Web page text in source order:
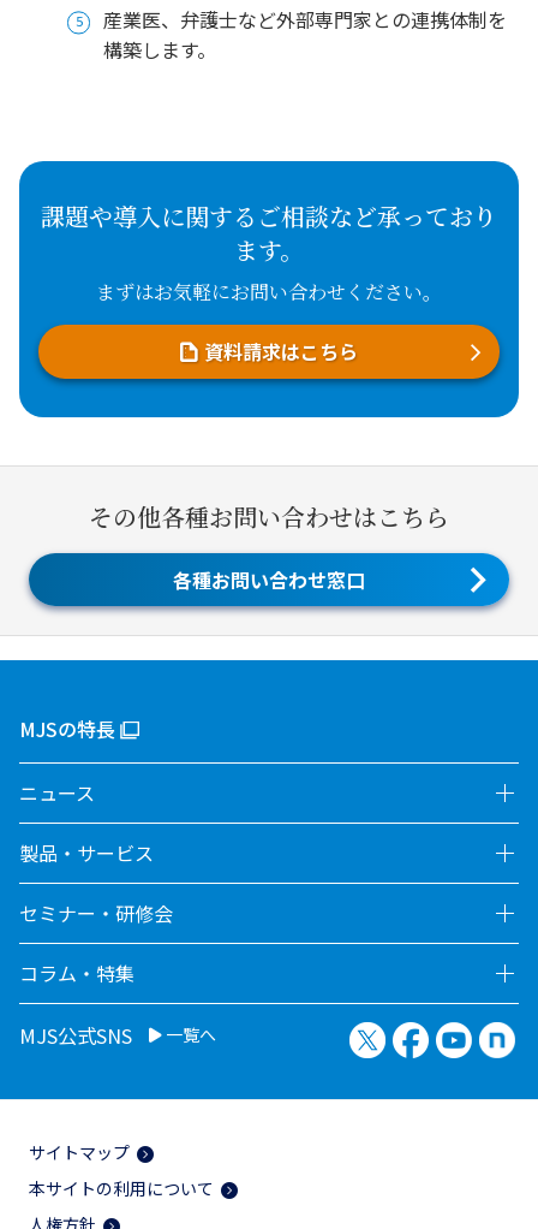
産業医、弁護士など外部専門家との連携体制を
構築します。
課題や導入に関するご相談など承っており
ます。
まずはお気軽にお問い合わせください。
資料請求はこちら
その他各種お問い合わせはこちら
各種お問い合わせ窓口
MJSの特長
ニュース
製品・サービス
セミナー・研修会
コラム・特集
MJS公式SNS 一覧へ X（旧Twitter）
Facebook
サイトマップ
本サイトの利用について